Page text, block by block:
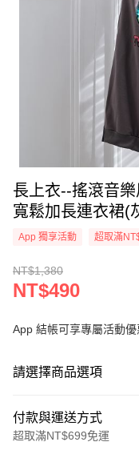
長上衣--搖滾音
寬鬆加長連衣裙(
App 獨享活動 超取滿
NT$1,380
NT$490
App 結帳可享專屬活動優
請選擇商品選項
付款與運送方式
超取滿NT$699免運